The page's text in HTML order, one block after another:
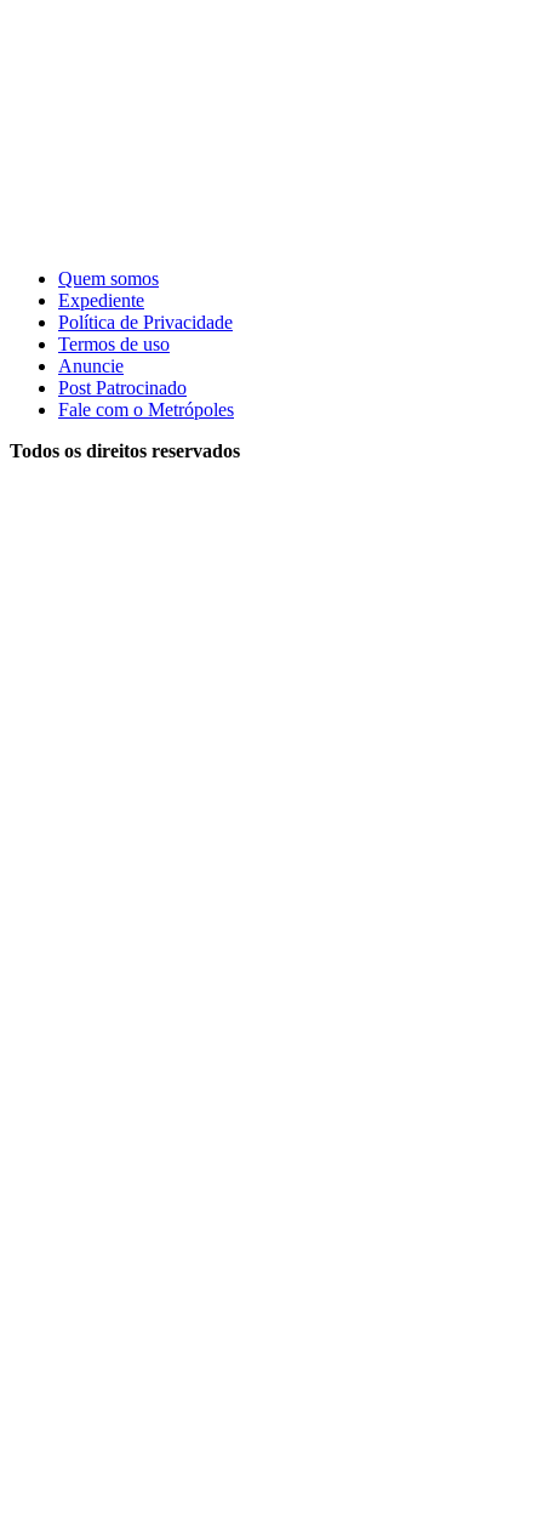
Quem somos
Expediente
Política de Privacidade
Termos de uso
Anuncie
Post Patrocinado
Fale com o Metrópoles
Todos os direitos reservados